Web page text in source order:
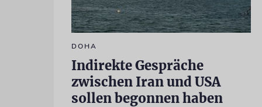
DOHA
Indirekte Gespräche
zwischen Iran und USA
sollen begonnen haben